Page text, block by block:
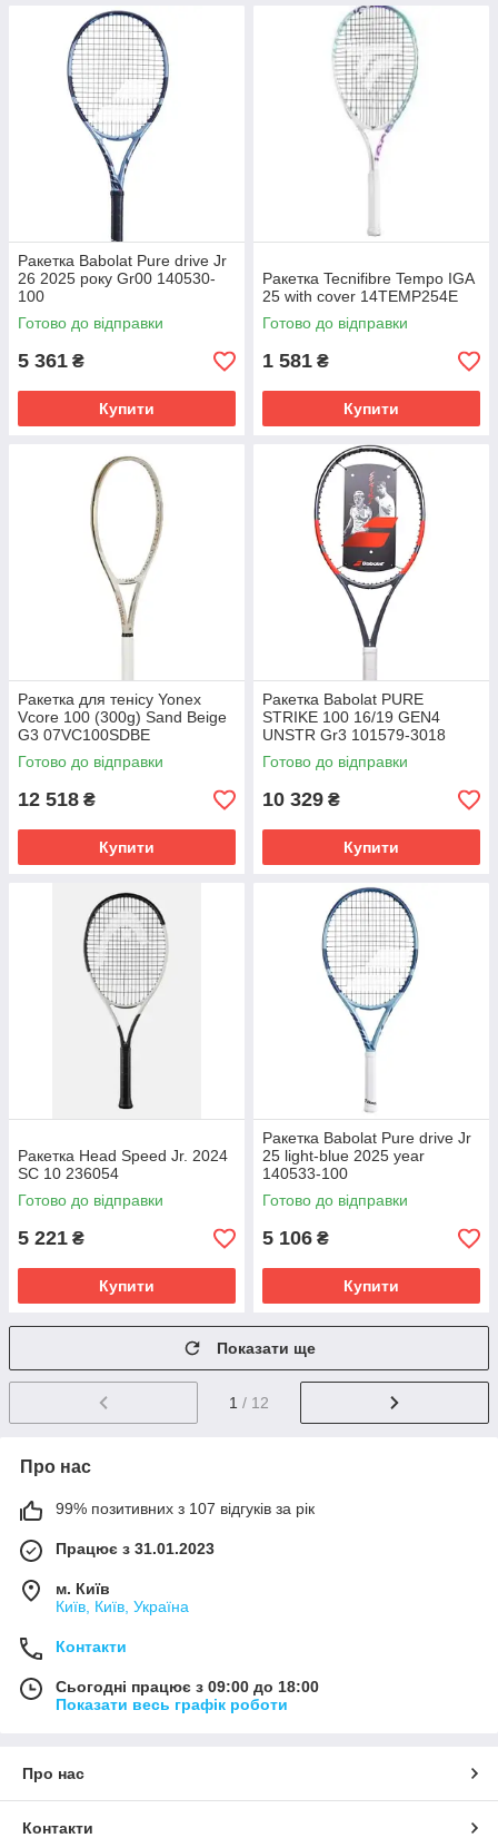
Ракетка Babolat Pure drive Jr
26 2025 року Gr00 140530-
100
Готово до відправки
5 361 ₴
Купити
Ракетка Tecnifibre Tempo IGA
25 with cover 14TEMP254E
Готово до відправки
1 581 ₴
Купити
Ракетка для тенісу Yonex
Vcore 100 (300g) Sand Beige
G3 07VC100SDBE
Готово до відправки
12 518 ₴
Купити
Ракетка Babolat PURE
STRIKE 100 16/19 GEN4
UNSTR Gr3 101579-3018
Готово до відправки
10 329 ₴
Купити
Ракетка Head Speed Jr. 2024
SC 10 236054
Готово до відправки
5 221 ₴
Купити
Ракетка Babolat Pure drive Jr
25 light-blue 2025 year
140533-100
Готово до відправки
5 106 ₴
Купити
Показати ще
1 / 12
Про нас
99% позитивних з 107 відгуків за рік
Працює з 31.01.2023
м. Київ
Київ, Київ, Україна
Контакти
Сьогодні працює з 09:00 до 18:00
Показати весь графік роботи
Про нас
Контакти